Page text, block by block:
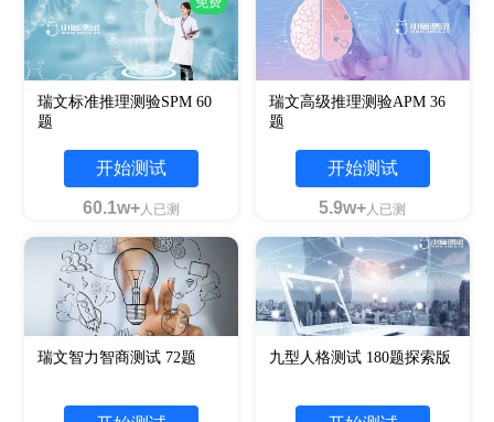
瑞文标准推理测验SPM 60
题
开始测试
60.1w+人已测
瑞文高级推理测验APM 36
题
开始测试
5.9w+人已测
瑞文智力智商测试 72题 九型人格测试 180题探索版